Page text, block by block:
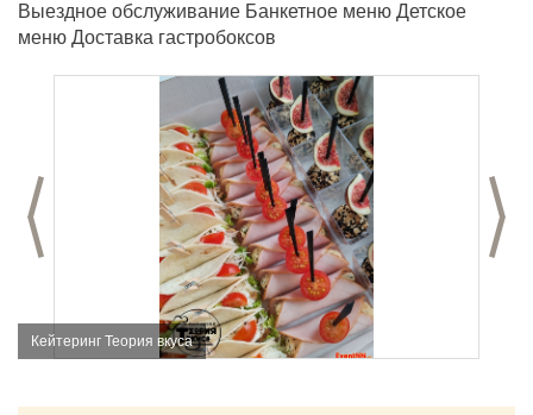
Выездное обслуживание Банкетное меню Детское
меню Доставка гастробоксов
Предыдущий слайд
Кейтеринг Теория вкуса